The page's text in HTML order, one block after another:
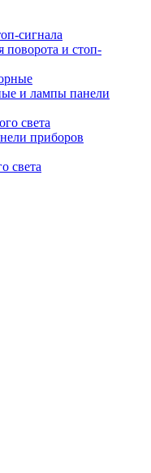
сигнала
поворота и стоп-
и лампы панели
света
приборов
света